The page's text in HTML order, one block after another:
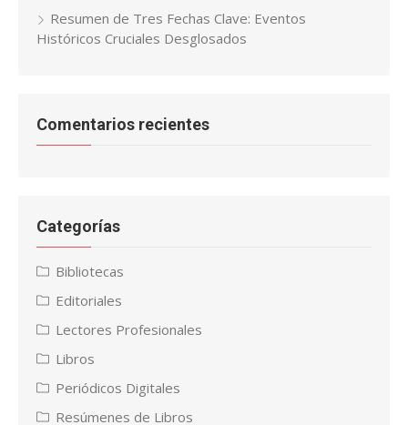
Resumen de Tres Fechas Clave: Eventos
Históricos Cruciales Desglosados
Comentarios recientes
Categorías
Bibliotecas
Editoriales
Lectores Profesionales
Libros
Periódicos Digitales
Resúmenes de Libros